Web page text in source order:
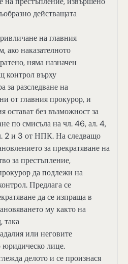
действащата
на главния
ако наказателното
няма назначен
контрол върху
за разследване на
от главния прокурор, и
остават без възможност за
по смисъла на чл. 46, ал. 4,
2 и 3 от НПК. На следващо
за прекратяване на
за престъпление,
да подлежи на
Предлага се
да се изпраща в
му както на
така
или неговите
лице.
делото и се произнася